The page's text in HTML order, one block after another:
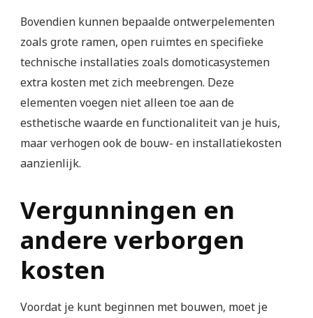
Bovendien kunnen bepaalde ontwerpelementen
zoals grote ramen, open ruimtes en specifieke
technische installaties zoals domoticasystemen
extra kosten met zich meebrengen. Deze
elementen voegen niet alleen toe aan de
esthetische waarde en functionaliteit van je huis,
maar verhogen ook de bouw- en installatiekosten
aanzienlijk.
Vergunningen en
andere verborgen
kosten
Voordat je kunt beginnen met bouwen, moet je